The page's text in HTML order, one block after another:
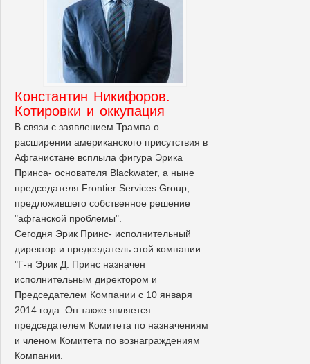
Константин Никифоров.
Котировки и оккупация
В связи с заявлением Трампа о
расширении американского присутствия в
Афганистане всплыла фигура Эрика
Принса- основателя Blackwater, а ныне
председателя Frontier Services Group,
предложившего собственное решение
"афганской проблемы".
Сегодня Эрик Принс- исполнительный
директор и председатель этой компании
"Г-н Эрик Д. Принс назначен
исполнительным директором и
Председателем Компании с 10 января
2014 года. Он также является
председателем Комитета по назначениям
и членом Комитета по вознаграждениям
Компании.